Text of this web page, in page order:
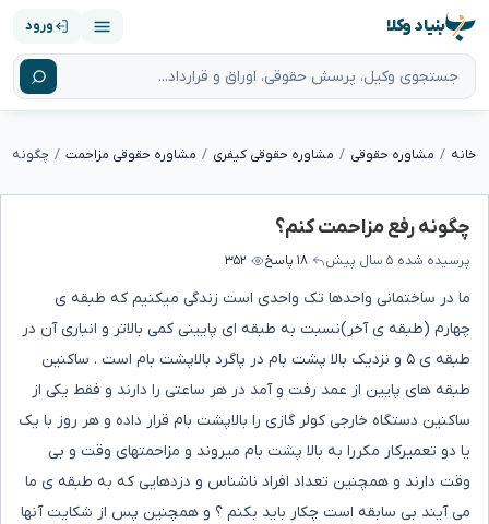
بنیاد وکلا ورود
خانه مشاوره حقوقی مشاوره حقوقی کیفری مشاوره حقوقی مزاحمت چگونه
چگونه رفع مزاحمت کنم؟
پرسیده شده ۵ سال پیش ۱۸ پاسخ ۳۵۲
ما در ساختمانی واحدها تک واحدی است زندگی میکنیم که طبقه ی
چهارم (طبقه ی آخر)نسبت به طبقه ای پایینی کمی بالاتر و انباری آن در
طبقه ی ۵ و نزدیک بالا پشت بام در پاگرد بالاپشت بام است . ساکنین
طبقه های پایین از عمد رفت و آمد در هر ساعتی را دارند و فقط یکی از
ساکنین دستگاه خارجی کولر گازی را بالاپشت بام قرار داده و هر روز با یک
یا دو تعمیرکار مکررا به بالا پشت بام میروند و مزاحمتهای وقت و بی
وقت دارند و همچنین تعداد افراد ناشناس و دزدهایی که به طبقه ی ما
می آیند بی سابقه است چکار باید بکنم ؟ و همچنین پس از شکایت آنها